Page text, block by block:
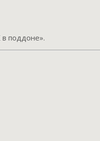
поддоне».